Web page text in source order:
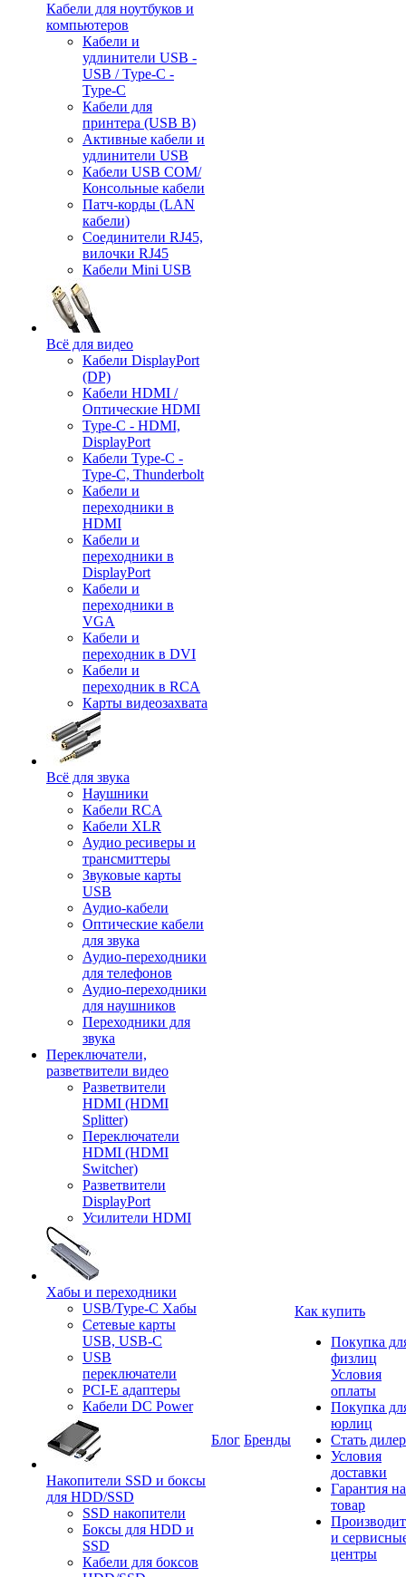
Кабели для ноутбуков и
компьютеров
Кабели и
удлинители USB -
USB / Type-C -
Type-C
Кабели для
принтера (USB B)
Активные кабели и
удлинители USB
Кабели USB COM/
Консольные кабели
Патч-корды (LAN
кабели)
Соединители RJ45,
вилочки RJ45
Кабели Mini USB
Всё для видео
Кабели DisplayPort
(DP)
Кабели HDMI /
Оптические HDMI
Type-C - HDMI,
DisplayPort
Кабели Type-C -
Type-C, Thunderbolt
Кабели и
переходники в
HDMI
Кабели и
переходники в
DisplayPort
Кабели и
переходники в
VGA
Кабели и
переходник в DVI
Кабели и
переходник в RCA
Карты видеозахвата
Всё для звука
Наушники
Кабели RCA
Кабели XLR
Аудио ресиверы и
трансмиттеры
Звуковые карты
USB
Аудио-кабели
Оптические кабели
для звука
Аудио-переходники
для телефонов
Аудио-переходники
для наушников
Переходники для
звука
Переключатели,
разветвители видео
Разветвители
HDMI (HDMI
Splitter)
Переключатели
HDMI (HDMI
Switcher)
Разветвители
DisplayPort
Усилители HDMI
Хабы и переходники
USB/Type-C Хабы
Сетевые карты
USB, USB-C
USB
переключатели
PCI-E адаптеры
Кабели DC Power
Накопители SSD и боксы
для HDD/SSD
SSD накопители
Боксы для HDD и
SSD
Кабели для боксов
Блог Бренды
Как купить
Покупка
физлиц
Условия
оплаты
Покупка
юрлиц
Стать
Условия
доставки
Гарантия на
товар
и
центры